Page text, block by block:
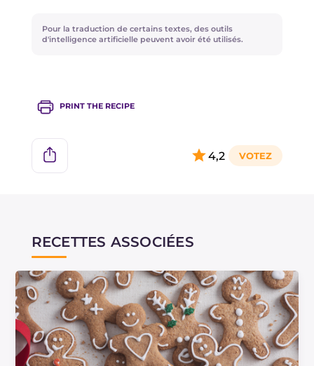
de faire passer le fil à travers le trou pratiqué
pour les suspendre à l'arbre. Si la pâte sablée est
Pour la traduction de certains textes, des outils
d'intelligence artificielle peuvent avoir été utilisés.
PRINT THE RECIPE
4,2
RECETTES ASSOCIÉES